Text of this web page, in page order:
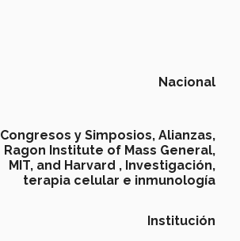
Nacional
Congresos y Simposios, Alianzas,
Ragon Institute of Mass General,
MIT, and Harvard , Investigación,
terapia celular e inmunología
Institución